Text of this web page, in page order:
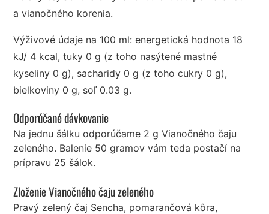
a vianočného korenia.
Výživové údaje na 100 ml: energetická hodnota 18
kJ/ 4 kcal, tuky 0 g (z toho nasýtené mastné
kyseliny 0 g), sacharidy 0 g (z toho cukry 0 g),
bielkoviny 0 g, soľ 0.03 g.
Odporúčané dávkovanie
Na jednu šálku odporúčame 2 g Vianočného čaju
zeleného. Balenie 50 gramov vám teda postačí na
prípravu 25 šálok.
Zloženie Vianočného čaju zeleného
Pravý zelený čaj Sencha, pomarančová kôra,